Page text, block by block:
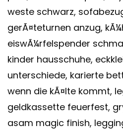
weste schwarz,
gerÃ¤teturnen anzug,
eiswÃ¼rfelspender
kinder hausschuhe,
unterschiede, karierte
wenn die kÃ¤lte kommt,
geldkassette feuerfest,
asam magic finish,